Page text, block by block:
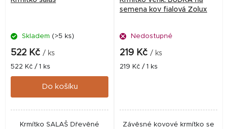
Skladem (>5 ks)
522 Kč / ks
Měrná
cena:
522 Kč / 1 ks
Do košíku
Krmítko SALAŠ Dřevěné
semena kov fialová Zolux
Nedostupné
219 Kč / ks
Měrná
219 Kč / 1 ks
Závěsné kovové krmítko se